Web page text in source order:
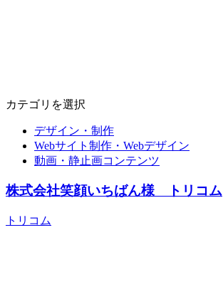
カテゴリを選択
デザイン・制作
Webサイト制作・Webデザイン
動画・静止画コンテンツ
株式会社笑顔いちばん様 トリコム
トリコム